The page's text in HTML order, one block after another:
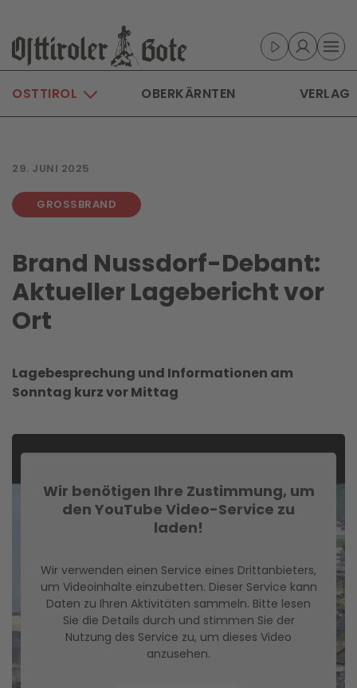
Skip to main content
OSTTIROL OBERKÄRNTEN VERLAG
29. JUNI 2025
GROSSBRAND
Brand Nussdorf-Debant:
Aktueller Lagebericht vor
Ort
Lagebesprechung und Informationen am
Sonntag kurz vor Mittag
Wir benötigen Ihre Zustimmung, um
den YouTube Video-Service zu
laden!
Wir verwenden einen Service eines Drittanbieters,
um Videoinhalte einzubetten. Dieser Service kann
Daten zu Ihren Aktivitäten sammeln. Bitte lesen
Sie die Details durch und stimmen Sie der
Nutzung des Service zu, um dieses Video
anzusehen.